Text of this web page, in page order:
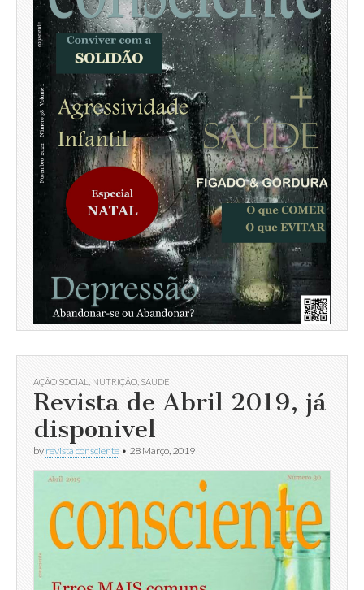
AÇÃO SOCIAL NUTRIÇÃO SAUDE
Revista de Abril 2019, já
disponivel
by revista consciente • 28 Março, 2019